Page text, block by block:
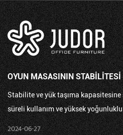
Oyun Masası Uzun
oyun ortamları için titizlikle